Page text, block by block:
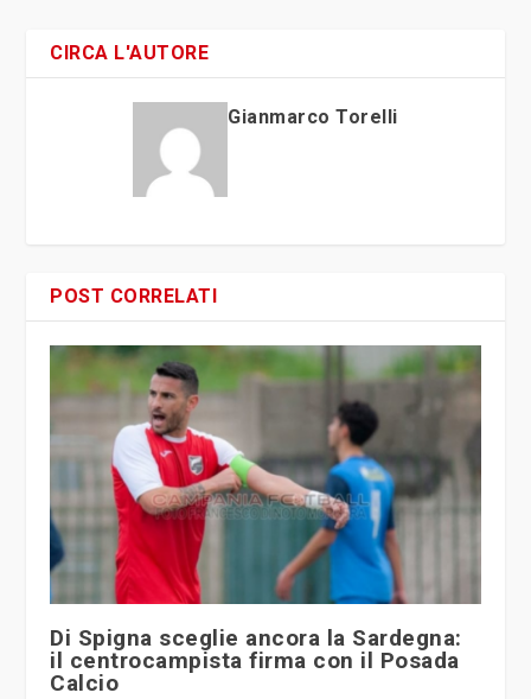
CIRCA L'AUTORE
Gianmarco Torelli
POST CORRELATI
Di Spigna sceglie ancora la Sardegna:
il centrocampista firma con il Posada
Calcio